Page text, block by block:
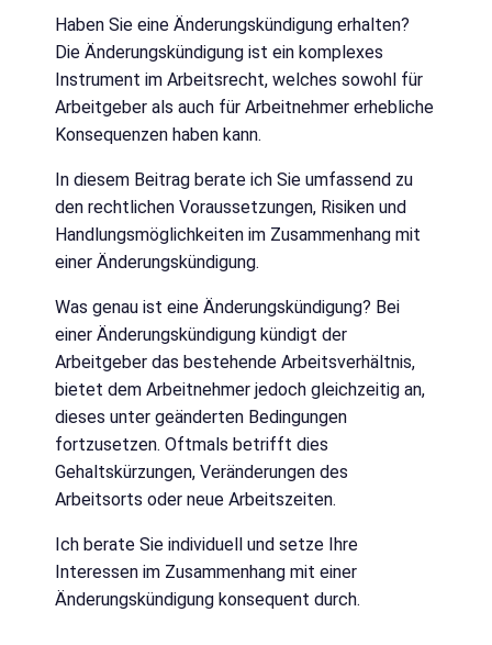
Haben Sie eine Änderungskündigung erhalten?
Die Änderungskündigung ist ein komplexes
Instrument im Arbeitsrecht, welches sowohl für
Arbeitgeber als auch für Arbeitnehmer erhebliche
Konsequenzen haben kann.
In diesem Beitrag berate ich Sie umfassend zu
den rechtlichen Voraussetzungen, Risiken und
Handlungsmöglichkeiten im Zusammenhang mit
einer Änderungskündigung.
Was genau ist eine Änderungskündigung? Bei
einer Änderungskündigung kündigt der
Arbeitgeber das bestehende Arbeitsverhältnis,
bietet dem Arbeitnehmer jedoch gleichzeitig an,
dieses unter geänderten Bedingungen
fortzusetzen. Oftmals betrifft dies
Gehaltskürzungen, Veränderungen des
Arbeitsorts oder neue Arbeitszeiten.
Ich berate Sie individuell und setze Ihre
Interessen im Zusammenhang mit einer
Änderungskündigung konsequent durch.